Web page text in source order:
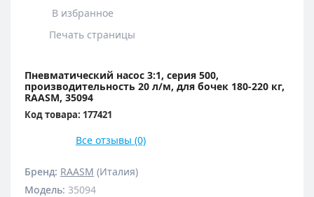
В избранное
Печать страницы
Пневматический насос 3:1, серия 500,
производительность 20 л/м, для бочек 180-220 кг,
RAASM, 35094
Код товара: 177421
Все отзывы (0)
Бренд: RAASM (Италия)
Модель: 35094